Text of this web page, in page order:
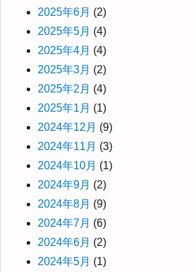
2025年6月 (2)
2025年5月 (4)
2025年4月 (4)
2025年3月 (2)
2025年2月 (4)
2025年1月 (1)
2024年12月 (9)
2024年11月 (3)
2024年10月 (1)
2024年9月 (2)
2024年8月 (9)
2024年7月 (6)
2024年6月 (2)
2024年5月 (1)